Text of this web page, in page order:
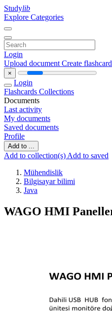
Studylib
Explore Categories
Login
Upload document Create
×
Login
Flashcards Collections
Documents
Last activity
My documents
Saved documents
Profile
Add to ...
Add to collection(s) Add to saved
Mühendislik
Bilgisayar bilimi
Java
WAGO HMI